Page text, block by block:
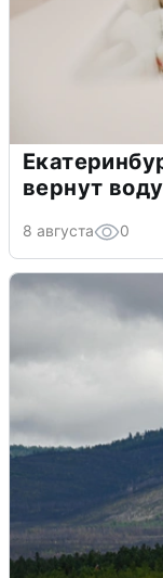
вернут воду
8 августа 0